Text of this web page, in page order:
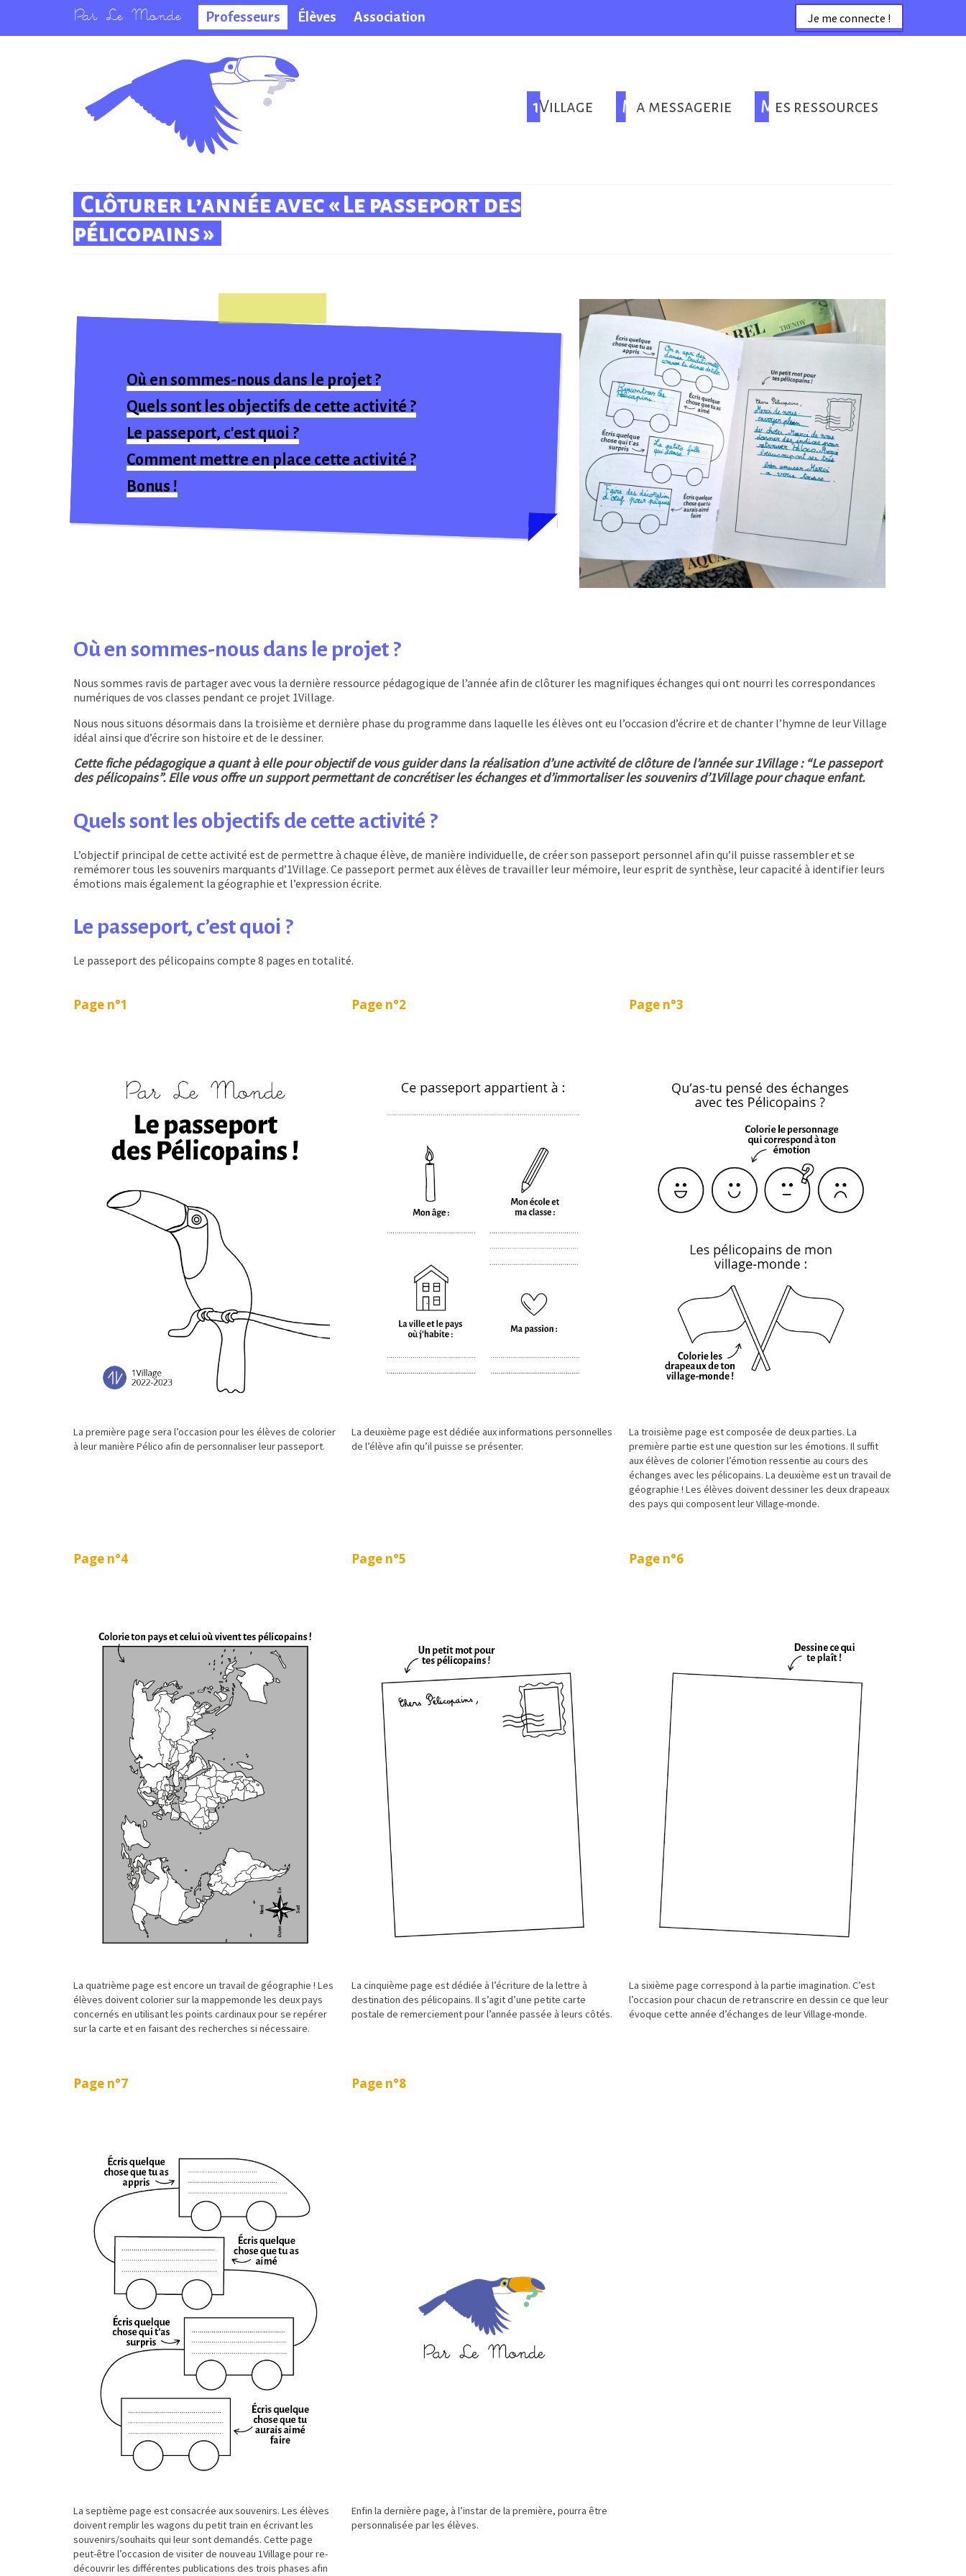
Professeurs Élèves Association Je me connecte !
La salle des
professeurs 1Village Ma messagerie Mes ressources
Clôturer l’année avec « Le passeport des
pélicopains »
Où en sommes-nous dans le projet ?
Quels sont les objectifs de cette activité ?
Le passeport, c'est quoi ?
Comment mettre en place cette activité ?
Bonus !
Où en sommes-nous dans le projet ?
Nous sommes ravis de partager avec vous la dernière ressource pédagogique de l’année afin de clôturer les magnifiques échanges qui ont nourri les correspondances
numériques de vos classes pendant ce projet 1Village.
Nous nous situons désormais dans la troisième et dernière phase du programme dans laquelle les élèves ont eu l’occasion d’écrire et de chanter l’hymne de leur Village
idéal ainsi que d’écrire son histoire et de le dessiner.
Cette fiche pédagogique a quant à elle pour objectif de vous guider dans la réalisation d’une activité de clôture de l’année sur 1Village : “Le passeport
des pélicopains”. Elle vous offre un support permettant de concrétiser les échanges et d’immortaliser les souvenirs d’1Village pour chaque enfant.
Quels sont les objectifs de cette activité ?
L’objectif principal de cette activité est de permettre à chaque élève, de manière individuelle, de créer son passeport personnel afin qu’il puisse rassembler et se
remémorer tous les souvenirs marquants d’1Village. Ce passeport permet aux élèves de travailler leur mémoire, leur esprit de synthèse, leur capacité à identifier leurs
émotions mais également la géographie et l’expression écrite.
Le passeport, c’est quoi ?
Le passeport des pélicopains compte 8 pages en totalité.
Page n°1 Page n°2 Page n°3
La première page sera l’occasion pour les élèves de colorier
à leur manière Pélico afin de personnaliser leur passeport.
La deuxième page est dédiée aux informations personnelles
de l’élève afin qu’il puisse se présenter.
La troisième page est composée de deux parties. La
première partie est une question sur les émotions. Il suffit
aux élèves de colorier l’émotion ressentie au cours des
échanges avec les pélicopains. La deuxième est un travail de
géographie ! Les élèves doivent dessiner les deux drapeaux
des pays qui composent leur Village-monde.
Page n°4 Page n°5 Page n°6
La quatrième page est encore un travail de géographie ! Les
élèves doivent colorier sur la mappemonde les deux pays
concernés en utilisant les points cardinaux pour se repérer
sur la carte et en faisant des recherches si nécessaire.
La cinquième page est dédiée à l’écriture de la lettre à
destination des pélicopains. Il s’agit d’une petite carte
postale de remerciement pour l’année passée à leurs côtés.
La sixième page correspond à la partie imagination. C’est
l’occasion pour chacun de retranscrire en dessin ce que leur
évoque cette année d’échanges de leur Village-monde.
Page n°7 Page n°8
La septième page est consacrée aux souvenirs. Les élèves
doivent remplir les wagons du petit train en écrivant les
souvenirs/souhaits qui leur sont demandés. Cette page
peut-être l’occasion de visiter de nouveau 1Village pour re-
découvrir les différentes publications des trois phases afin
Enfin la dernière page, à l’instar de la première, pourra être
personnalisée par les élèves.